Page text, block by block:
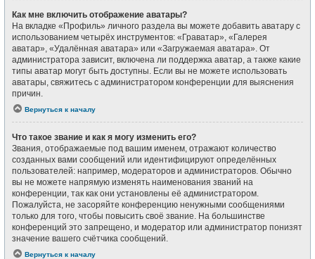
Как мне включить отображение аватары?
На вкладке «Профиль» личного раздела вы можете добавить аватару с
использованием четырёх инструментов: «Граватар», «Галерея
аватар», «Удалённая аватара» или «Загружаемая аватара». От
администратора зависит, включена ли поддержка аватар, а также какие
типы аватар могут быть доступны. Если вы не можете использовать
аватары, свяжитесь с администратором конференции для выяснения
причин.
Вернуться к началу
Что такое звание и как я могу изменить его?
Звания, отображаемые под вашим именем, отражают количество
созданных вами сообщений или идентифицируют определённых
пользователей: например, модераторов и администраторов. Обычно
вы не можете напрямую изменять наименования званий на
конференции, так как они установлены её администратором.
Пожалуйста, не засоряйте конференцию ненужными сообщениями
только для того, чтобы повысить своё звание. На большинстве
конференций это запрещено, и модератор или администратор понизят
значение вашего счётчика сообщений.
Вернуться к началу